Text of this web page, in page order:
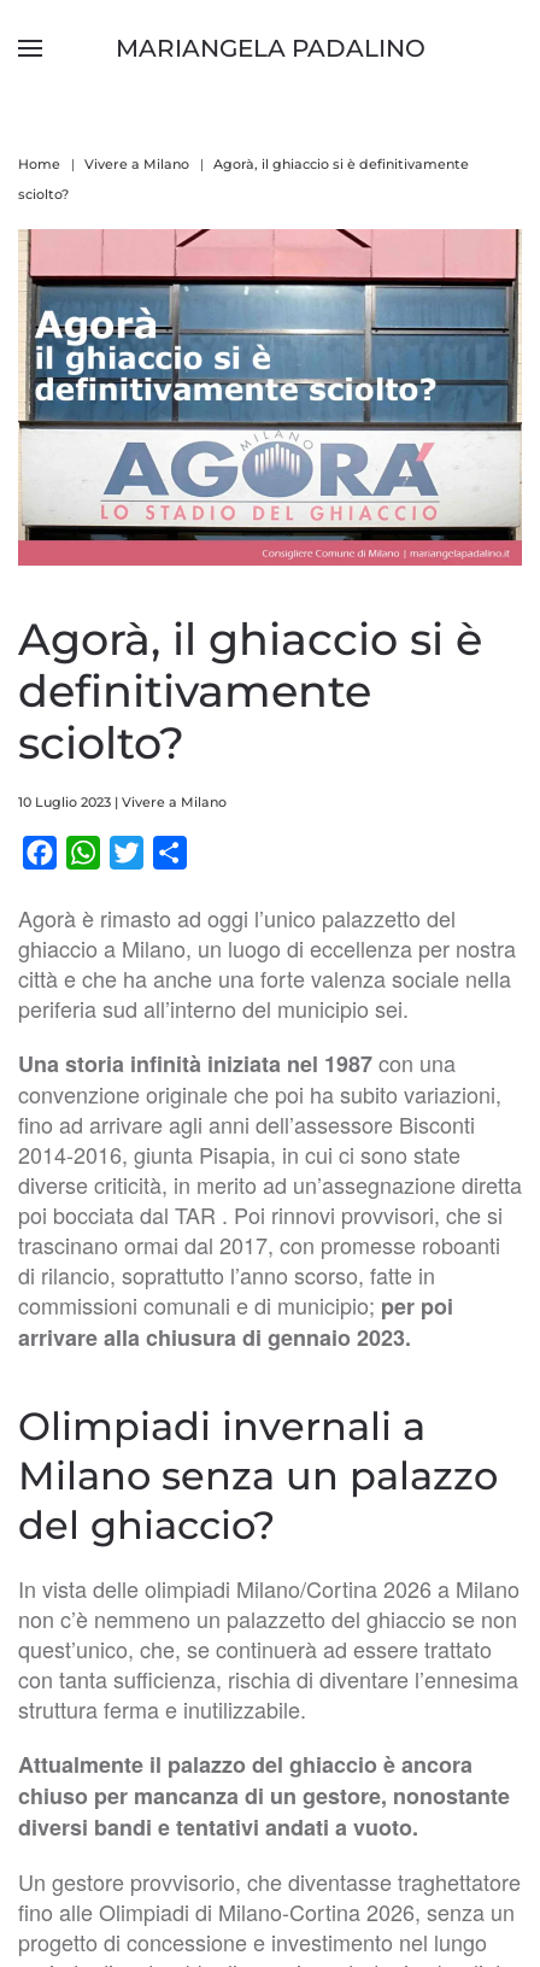
Skip to main content
MARIANGELA PADALINO
Home Vivere a Milano
Agorà, il ghiaccio si è definitivamente
sciolto?
Agorà, il ghiaccio si è
definitivamente
sciolto?
10 Luglio 2023 | Vivere a Milano
FacebookWhatsApp
Twitter
Agorà è rimasto ad oggi l’unico palazzetto del
ghiaccio a Milano, un luogo di eccellenza per nostra
città e che ha anche una forte valenza sociale nella
periferia sud all’interno del municipio sei.
Una storia infinità iniziata nel 1987con una
convenzione originale che poi ha subito variazioni,
fino ad arrivare agli anni dell’assessore Bisconti
2014-2016, giunta Pisapia, in cui ci sono state
diverse criticità, in merito ad un’assegnazione diretta
poi bocciata dal TAR . Poi rinnovi provvisori, che si
trascinano ormai dal 2017, con promesse roboanti
di rilancio, soprattutto l’anno scorso, fatte in
commissioni comunali e di municipio; per poi
arrivare alla chiusura di gennaio 2023.
Olimpiadi invernali a
Milano senza un palazzo
del ghiaccio?
In vista delle olimpiadi Milano/Cortina 2026 a Milano
non c’è nemmeno un palazzetto del ghiaccio se non
quest’unico, che, se continuerà ad essere trattato
con tanta sufficienza, rischia di diventare l’ennesima
struttura ferma e inutilizzabile.
Attualmente il palazzo del ghiaccio è ancora
chiuso per mancanza di un gestore, nonostante
diversi bandi e tentativi andati a vuoto.
Un gestore provvisorio, che diventasse traghettatore
fino alle Olimpiadi di Milano-Cortina 2026, senza un
progetto di concessione e investimento nel lungo